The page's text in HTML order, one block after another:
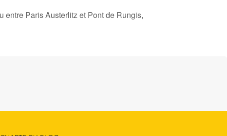
entre Paris Austerlitz et Pont de Rungis,